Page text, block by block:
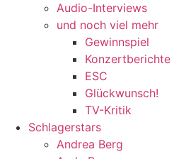
Audio-Interviews
und noch viel mehr
Gewinnspiel
Konzertberichte
ESC
Glückwunsch!
TV-Kritik
Schlagerstars
Andrea Berg